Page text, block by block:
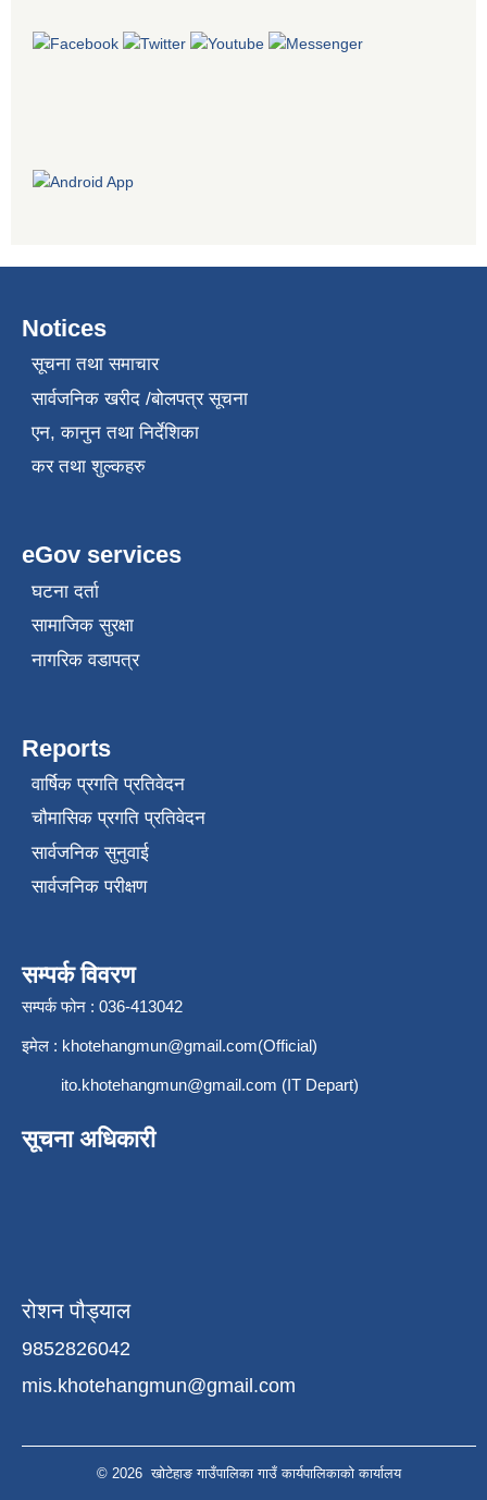
Notices
सूचना तथा समाचार
सार्वजनिक खरीद /बोलपत्र सूचना
एन, कानुन तथा निर्देशिका
कर तथा शुल्कहरु
eGov services
घटना दर्ता
सामाजिक सुरक्षा
नागरिक वडापत्र
Reports
वार्षिक प्रगति प्रतिवेदन
चौमासिक प्रगति प्रतिवेदन
सार्वजनिक सुनुवाई
सार्वजनिक परीक्षण
सम्पर्क विवरण
सम्पर्क फोन : 036-413042
इमेल : khotehangmun@gmail.com(Official)
ito.khotehangmun@gmail.com (IT Depart)
सूचना अधिकारी
रोशन पौड्याल
9852826042
mis.khotehangmun@gmail.com
© 2026 खोटेहाङ गाउँपालिका गाउँ कार्यपालिकाको कार्यालय